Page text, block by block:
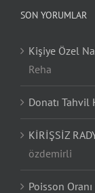
SON YORUMLAR
Kişiye Özel
Reha
Donatı Tahvil
KİRİŞSİZ
özdemirli
Poisson Oranı